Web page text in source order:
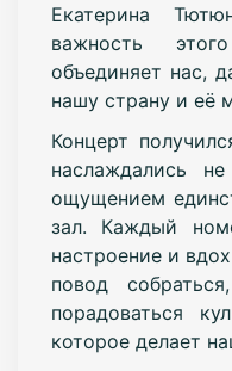
Екатерина
важность
объединяет нас,
нашу страну и её
Концерт
наслаждались
ощущением
зал. Каждый
настроение и
повод
порадоваться
которое делает